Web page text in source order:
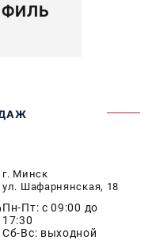
г. Минск
ул. Шафарнянская, 18
Пн-Пт: с 09:00 до
17:30
Сб-Вс: выходной